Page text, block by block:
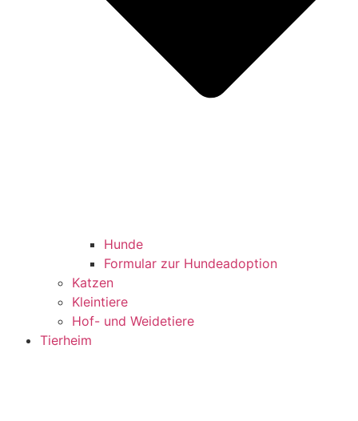
Hunde
Formular zur Hundeadoption
Katzen
Kleintiere
Hof- und Weidetiere
Tierheim